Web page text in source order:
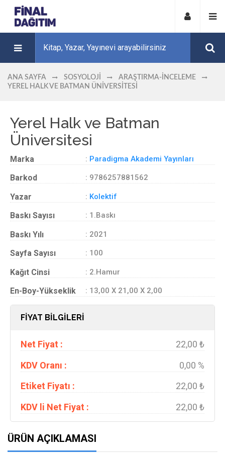
ANA SAYFA SOSYOLOJI
ARAŞTIRMA-İNCELEME
YEREL HALK VE BATMAN ÜNIVERSITESI
Yerel Halk ve Batman
Üniversitesi
Marka : Paradigma Akademi Yayınları
Barkod : 9786257881562
Yazar : Kolektif
Baskı Sayısı : 1.Baskı
Baskı Yılı : 2021
Sayfa Sayısı : 100
Kağıt Cinsi : 2.Hamur
En-Boy-Yükseklik : 13,00 X 21,00 X 2,00
FİYAT BİLGİLERİ
Net Fiyat :
22,00 ₺
KDV Oranı :
0,00 %
Etiket Fiyatı :
22,00 ₺
KDV li Net Fiyat :
22,00 ₺
ÜRÜN AÇIKLAMASI